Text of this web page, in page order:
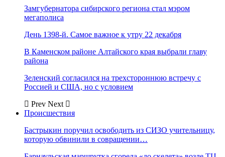
Замгубернатора сибирского региона стал мэром
мегаполиса
День 1398-й. Самое важное к утру 22 декабря
В Каменском районе Алтайского края выбрали главу
района
Зеленский согласился на трехстороннюю встречу с
Россией и США, но с условием
Prev Next
Происшествия
Бастрыкин поручил освободить из СИЗО учительницу,
которую обвинили в совращении…